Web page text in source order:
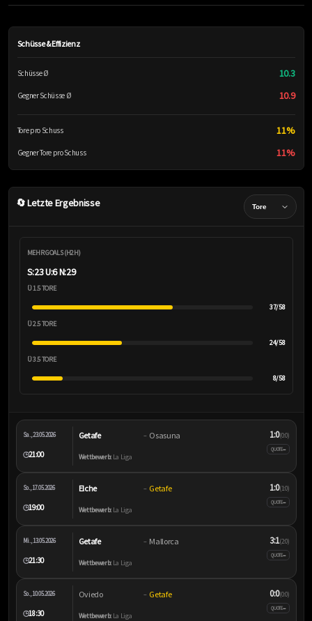
Schüsse & Effizienz
Schüsse Ø 10.3
Gegner Schüsse Ø 10.9
Tore pro Schuss 11%
Gegner Tore pro Schuss 11%
🔄 Letzte Ergebnisse
MEHR GOALS (H2H)
S:23 U:6 N:29
Ü 1.5 TORE
37/58
Ü 2.5 TORE
24/58
Ü 3.5 TORE
8/58
Sa., 23.05.2026
🕒21:00
Getafe – Osasuna
Wettbewerb:La Liga
1:0(0:0)
QUOTE–
So., 17.05.2026
🕒19:00
Elche – Getafe
Wettbewerb:La Liga
1:0(1:0)
QUOTE–
Mi., 13.05.2026
🕒21:30
Getafe – Mallorca
Wettbewerb:La Liga
3:1(2:0)
QUOTE–
So., 10.05.2026
🕒18:30
Oviedo – Getafe
Wettbewerb:La Liga
0:0(0:0)
QUOTE–